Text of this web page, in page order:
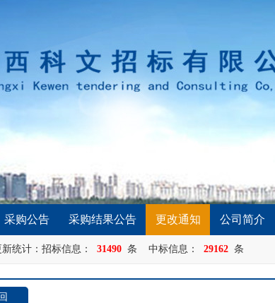
采购公告 采购结果公告 更改通知 公司简介
统计：招标信息： 31490 条 中标信息： 29162 条